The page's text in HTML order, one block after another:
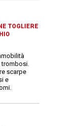
TOGLIERE
trombosi.
scarpe
e